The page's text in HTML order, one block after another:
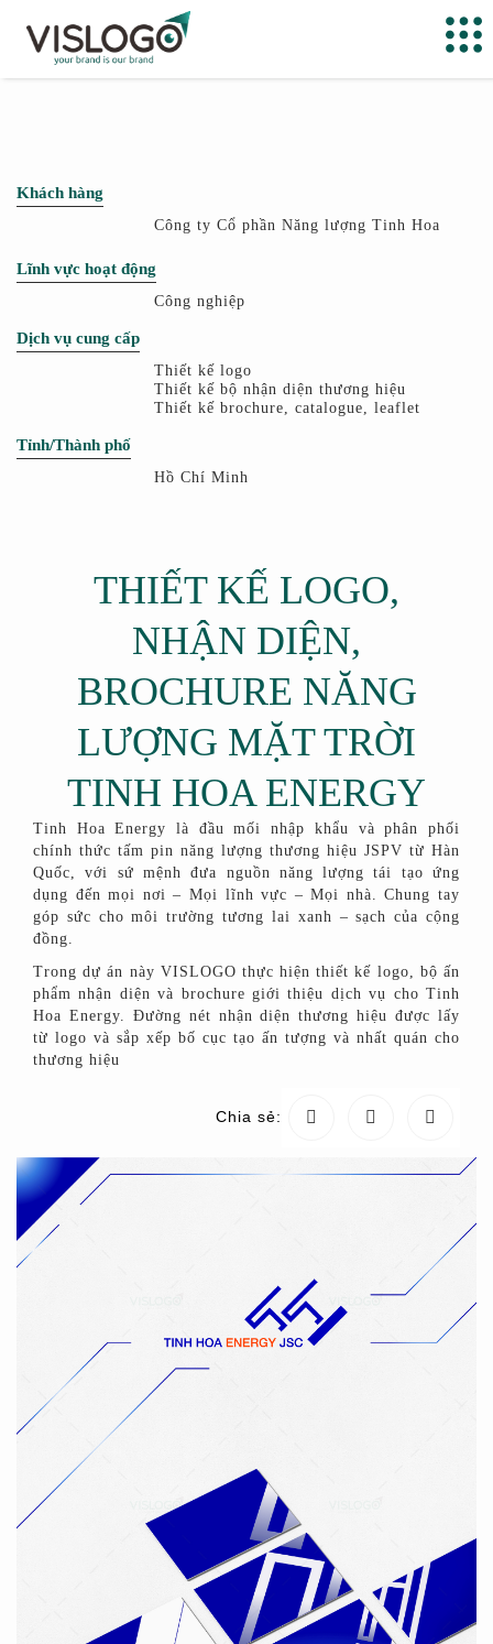
Khách hàng
Công ty Cổ phần Năng lượng Tinh Hoa
Lĩnh vực hoạt động
Công nghiệp
Dịch vụ cung cấp
Thiết kế logo
Thiết kế bộ nhận diện thương hiệu
Thiết kế brochure, catalogue, leaflet
Tỉnh/Thành phố
Hồ Chí Minh
THIẾT KẾ LOGO,
NHẬN DIỆN,
BROCHURE NĂNG
LƯỢNG MẶT TRỜI
TINH HOA ENERGY
Tinh Hoa Energy là đầu mối nhập khẩu và phân phối
chính thức tấm pin năng lượng thương hiệu JSPV từ Hàn
Quốc, với sứ mệnh đưa nguồn năng lượng tái tạo ứng
dụng đến mọi nơi – Mọi lĩnh vực – Mọi nhà. Chung tay
góp sức cho môi trường tương lai xanh – sạch của cộng
đồng.
Trong dự án này VISLOGO thực hiện thiết kế logo, bộ ấn
phẩm nhận diện và brochure giới thiệu dịch vụ cho Tinh
Hoa Energy. Đường nét nhận diện thương hiệu được lấy
từ logo và sắp xếp bố cục tạo ấn tượng và nhất quán cho
thương hiệu
Chia sẻ: